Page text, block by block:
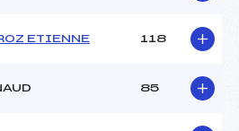
ETIENNE 118
85